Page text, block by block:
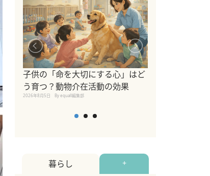
子供の「命を大切にする心」はど
う育つ？動物介在活動の効果
2026年8月5日 By equall編集部
暮らし +